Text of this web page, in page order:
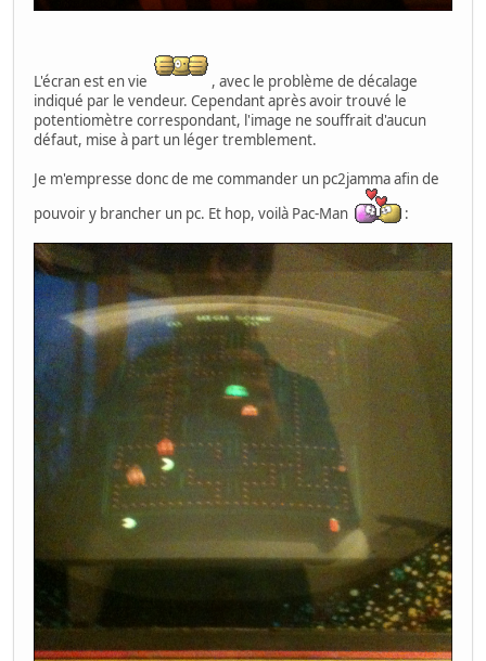
L'écran est en vie
, avec le problème de décalage
indiqué par le vendeur. Cependant après avoir trouvé le
potentiomètre correspondant, l'image ne souffrait d'aucun
défaut, mise à part un léger tremblement.
Je m'empresse donc de me commander un pc2jamma afin de
pouvoir y brancher un pc. Et hop, voilà Pac-Man
: